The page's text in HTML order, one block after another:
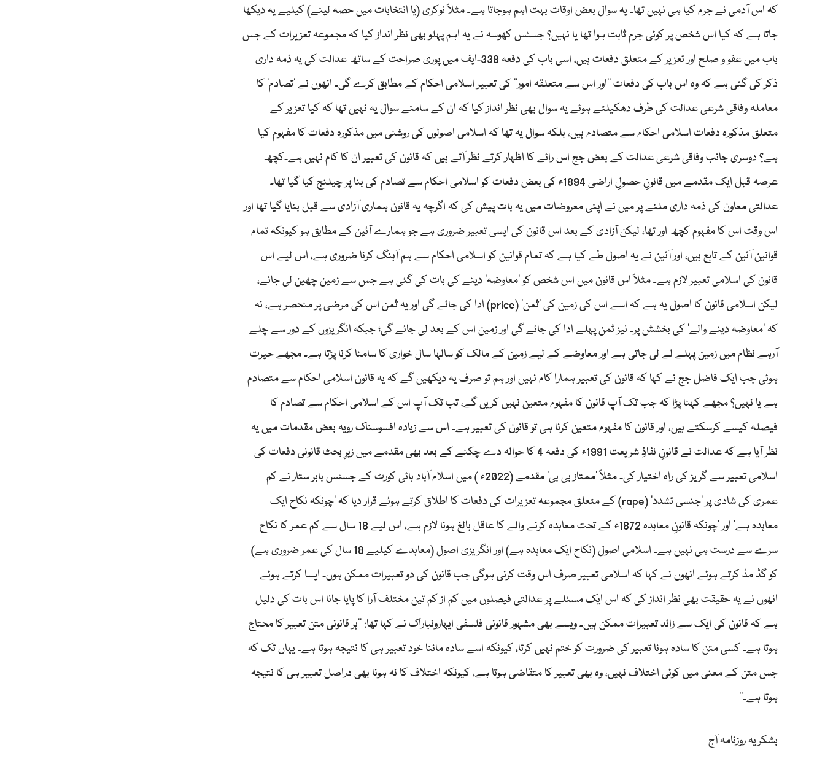
کہ اس آدمی نے جرم کیا ہی نہیں تھا۔ یہ سوال بعض اوقات بہت اہم ہوجاتا ہے۔ مثلاً نوکری (یا انتخابات میں حصہ لینے) کیلیے یہ دیکھا
جاتا ہے کہ کیا اس شخص پر کوئی جرم ثابت ہوا تھا یا نہیں؟ جسٹس کھوسہ نے یہ اہم پہلو بھی نظر انداز کیا کہ مجموعہ تعزیرات کے جس
باب میں عفو و صلح اور تعزیر کے متعلق دفعات ہیں، اسی باب کی دفعہ 338-ایف میں پوری صراحت کے ساتھ عدالت کی یہ ذمہ داری
ذکر کی گئی ہے کہ وہ اس باب کی دفعات ’’اور اس سے متعلقہ امور‘‘ کی تعبیر اسلامی احکام کے مطابق کرے گی۔ انھوں نے ’تصادم‘ کا
معاملہ وفاقی شرعی عدالت کی طرف دھکیلتے ہوئے یہ سوال بھی نظر انداز کیا کہ ان کے سامنے سوال یہ نہیں تھا کہ کیا تعزیر کے
متعلق مذکورہ دفعات اسلامی احکام سے متصادم ہیں، بلکہ سوال یہ تھا کہ اسلامی اصولوں کی روشنی میں مذکورہ دفعات کا مفہوم کیا
ہے؟ دوسری جانب وفاقی شرعی عدالت کے بعض جج اس رائے کا اظہار کرتے نظر آتے ہیں کہ قانون کی تعبیر ان کا کام نہیں ہے۔کچھ
عرصہ قبل ایک مقدمے میں قانونِ حصولِ اراضی 1894ء کی بعض دفعات کو اسلامی احکام سے تصادم کی بنا پر چیلنج کیا گیا تھا۔
عدالتی معاون کی ذمہ داری ملنے پر میں نے اپنی معروضات میں یہ بات پیش کی کہ اگرچہ یہ قانون ہماری آزادی سے قبل بنایا گیا تھا اور
اس وقت اس کا مفہوم کچھ اور تھا، لیکن آزادی کے بعد اس قانون کی ایسی تعبیر ضروری ہے جو ہمارے آئین کے مطابق ہو کیونکہ تمام
قوانین آئین کے تابع ہیں، اور آئین نے یہ اصول طے کیا ہے کہ تمام قوانین کو اسلامی احکام سے ہم آہنگ کرنا ضروری ہے، اس لیے اس
قانون کی اسلامی تعبیر لازم ہے۔ مثلاً اس قانون میں اس شخص کو ’معاوضہ‘ دینے کی بات کی گئی ہے جس سے زمین چھین لی جائے،
لیکن اسلامی قانون کا اصول یہ ہے کہ اسے اس کی زمین کی ’ثمن‘ (price) ادا کی جائے گی اور یہ ثمن اس کی مرضی پر منحصر ہے، نہ
کہ ’معاوضہ دینے والے‘ کی بخشش پر۔ نیز ثمن پہلے ادا کی جائے گی اور زمین اس کے بعد لی جائے گی؛ جبکہ انگریزوں کے دور سے چلے
آرہے نظام میں زمین پہلے لے لی جاتی ہے اور معاوضے کے لیے زمین کے مالک کو سالہا سال خواری کا سامنا کرنا پڑتا ہے۔ مجھے حیرت
ہوئی جب ایک فاضل جج نے کہا کہ قانون کی تعبیر ہمارا کام نہیں اور ہم تو صرف یہ دیکھیں گے کہ یہ قانون اسلامی احکام سے متصادم
ہے یا نہیں؟ مجھے کہنا پڑا کہ جب تک آپ قانون کا مفہوم متعین نہیں کریں گے، تب تک آپ اس کے اسلامی احکام سے تصادم کا
فیصلہ کیسے کرسکتے ہیں، اور قانون کا مفہوم متعین کرنا ہی تو قانون کی تعبیر ہے۔ اس سے زیادہ افسوسناک رویہ بعض مقدمات میں یہ
نظر آیا ہے کہ عدالت نے قانونِ نفاذِ شریعت 1991ء کی دفعہ 4 کا حوالہ دے چکنے کے بعد بھی مقدمے میں زیرِ بحث قانونی دفعات کی
اسلامی تعبیر سے گریز کی راہ اختیار کی۔ مثلاً ’ممتاز بی بی‘ مقدمے (2022ء ) میں اسلام آباد ہائی کورٹ کے جسٹس بابر ستار نے کم
عمری کی شادی پر ’جنسی تشدد‘ (rape) کے متعلق مجموعہ تعزیرات کی دفعات کا اطلاق کرتے ہوئے قرار دیا کہ ’چونکہ نکاح ایک
معاہدہ ہے‘ اور ’چونکہ قانونِ معاہدہ 1872ء کے تحت معاہدہ کرنے والے کا عاقل بالغ ہونا لازم ہے، اس لیے 18 سال سے کم عمر کا نکاح
سرے سے درست ہی نہیں ہے۔ اسلامی اصول (نکاح ایک معاہدہ ہے) اور انگریزی اصول (معاہدے کیلیے 18 سال کی عمر ضروری ہے)
کو گڈ مڈ کرتے ہوئے انھوں نے کہا کہ اسلامی تعبیر صرف اس وقت کرنی ہوگی جب قانون کی دو تعبیرات ممکن ہوں۔ ایسا کرتے ہوئے
انھوں نے یہ حقیقت بھی نظر انداز کی کہ اس ایک مسئلے پر عدالتی فیصلوں میں کم از کم تین مختلف آرا کا پایا جانا اس بات کی دلیل
ہے کہ قانون کی ایک سے زائد تعبیرات ممکن ہیں۔ ویسے بھی مشہور قانونی فلسفی ایہارونباراک نے کہا تھا: ’’ہر قانونی متن تعبیر کا محتاج
ہوتا ہے۔ کسی متن کا سادہ ہونا تعبیر کی ضرورت کو ختم نہیں کرتا، کیونکہ اسے سادہ ماننا خود تعبیر ہی کا نتیجہ ہوتا ہے۔ یہاں تک کہ
جس متن کے معنی میں کوئی اختلاف نہیں، وہ بھی تعبیر کا متقاضی ہوتا ہے، کیونکہ اختلاف کا نہ ہونا بھی دراصل تعبیر ہی کا نتیجہ
ہوتا ہے۔‘‘
بشکریہ روزنامہ آج